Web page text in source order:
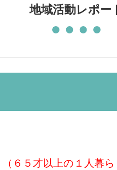
地域活動レポー
（６５才以上の１ 人暮ら